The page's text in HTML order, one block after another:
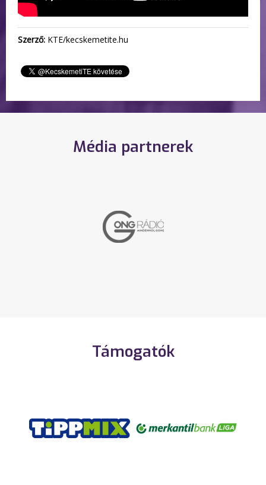
Szerző: KTE/kecskemetite.hu
Média partnerek
Támogatók